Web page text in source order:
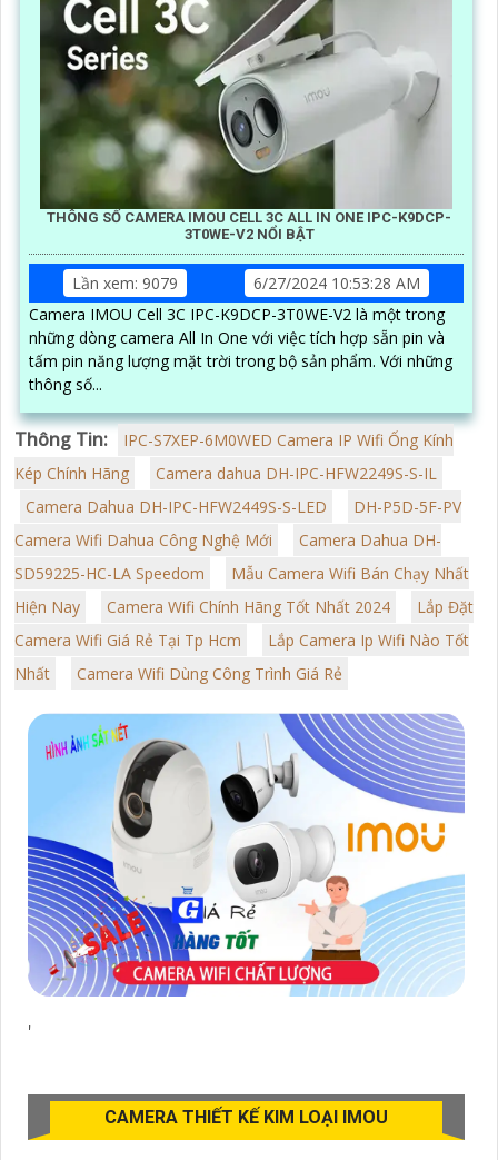
THÔNG SỐ CAMERA IMOU CELL 3C ALL IN ONE IPC-K9DCP-
3T0WE-V2 NỔI BẬT
Lần xem: 9079
6/27/2024 10:53:28 AM
Camera IMOU Cell 3C IPC-K9DCP-3T0WE-V2 là một trong
những dòng camera All In One với việc tích hợp sẵn pin và
tấm pin năng lượng mặt trời trong bộ sản phẩm. Với những
thông số...
Thông Tin:
IPC-S7XEP-6M0WED Camera IP Wifi Ống Kính
Kép Chính Hãng
Camera dahua DH-IPC-HFW2249S-S-IL
Camera Dahua DH-IPC-HFW2449S-S-LED
DH-P5D-5F-PV
Camera Wifi Dahua Công Nghệ Mới
Camera Dahua DH-
SD59225-HC-LA Speedom
Mẫu Camera Wifi Bán Chạy Nhất
Hiện Nay
Camera Wifi Chính Hãng Tốt Nhất 2024
Lắp Đặt
Camera Wifi Giá Rẻ Tại Tp Hcm
Lắp Camera Ip Wifi Nào Tốt
Nhất
Camera Wifi Dùng Công Trình Giá Rẻ
'
CAMERA THIẾT KẾ KIM LOẠI IMOU